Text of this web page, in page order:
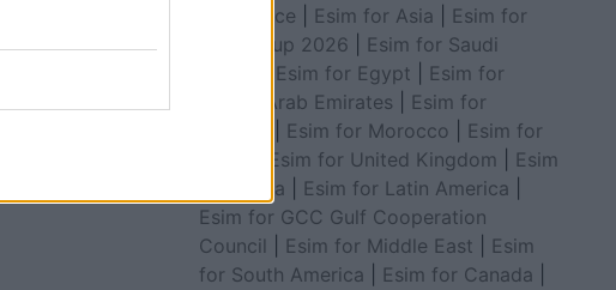
for Greece
Esim for Asia
Esim for
World Cup 2026
Esim for Saudi
Esim for Egypt
Esim for
United Arab Emirates
Esim for
Esim for Morocco
Esim for
Esim for United Kingdom
Esim
for Africa
Esim for Latin America
Esim for GCC Gulf Cooperation
Council
Esim for Middle East
Esim
for South America
Esim for Canada